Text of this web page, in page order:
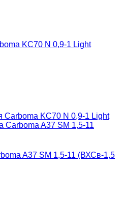
KC70 N 0,9-1 Light​
A37 SM 1,5-11 (ВХСв-1,5